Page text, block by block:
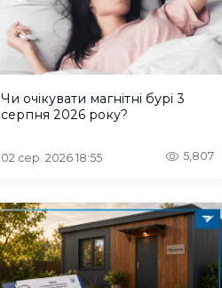
Чи очікувати магнітні бурі 3
серпня 2026 року?
02 сер. 2026 18:55 5,807